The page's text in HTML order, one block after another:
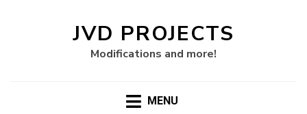
JVD PROJECTS
Modifications and more!
MENU